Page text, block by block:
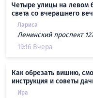
Четыре улицы на левом
света со вчерашнего
Лариса
Ленинский проспект
19:16 Вчера
Как обрезать вишню,
инструкция и советы
Ира